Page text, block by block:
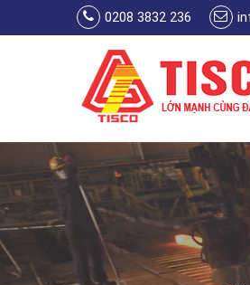
Skip to main content
0208 3832 236